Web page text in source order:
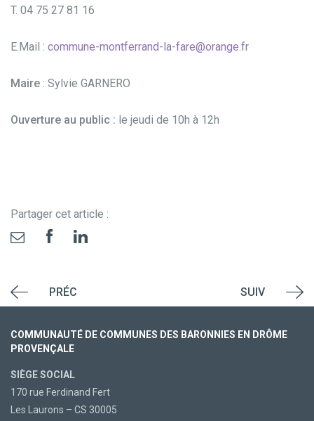
T. 04 75 27 81 16
E.Mail : commune-montferrand-la-fare@orange.fr
Maire : Sylvie GARNERO
Ouverture au public : le jeudi de 10h à 12h
Partager cet article :
PRÉC SUIV
COMMUNAUTÉ DE COMMUNES DES BARONNIES EN DRÔME
PROVENÇALE
SIÈGE SOCIAL
170 rue Ferdinand Fert
Les Laurons – CS 30005